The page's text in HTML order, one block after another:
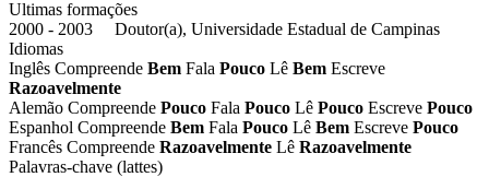
Ultimas formações
2000 - 2003 Doutor(a), Universidade Estadual de Campinas
Idiomas
Inglês Compreende Bem Fala Pouco Lê Bem Escreve
Razoavelmente
Alemão Compreende Pouco Fala Pouco Lê Pouco Escreve Pouco
Espanhol Compreende Bem Fala Pouco Lê Bem Escreve Pouco
Francês Compreende Razoavelmente Lê Razoavelmente
Palavras-chave (lattes)